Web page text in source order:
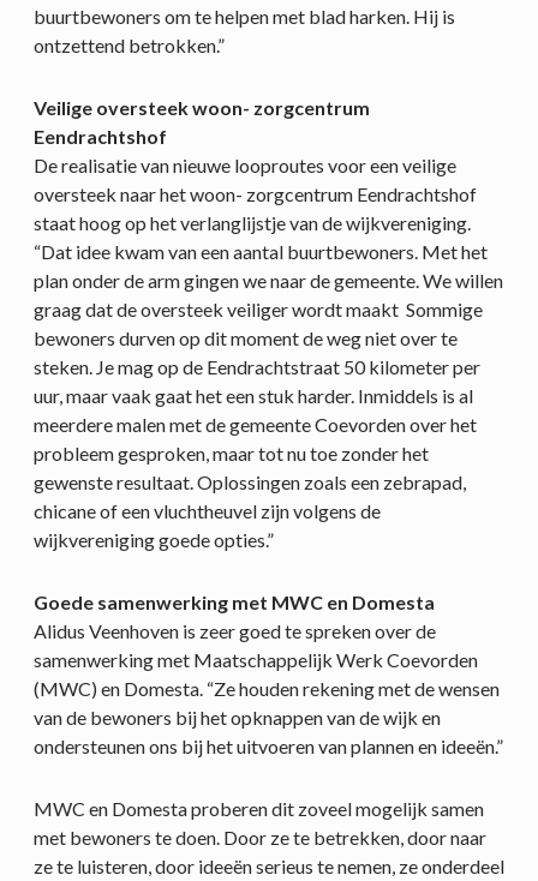
buurtbewoners om te helpen met blad harken. Hij is
ontzettend betrokken.”
Veilige oversteek woon- zorgcentrum
Eendrachtshof
De realisatie van nieuwe looproutes voor een veilige
oversteek naar het woon- zorgcentrum Eendrachtshof
staat hoog op het verlanglijstje van de wijkvereniging.
“Dat idee kwam van een aantal buurtbewoners. Met het
plan onder de arm gingen we naar de gemeente. We willen
graag dat de oversteek veiliger wordt maakt Sommige
bewoners durven op dit moment de weg niet over te
steken. Je mag op de Eendrachtstraat 50 kilometer per
uur, maar vaak gaat het een stuk harder. Inmiddels is al
meerdere malen met de gemeente Coevorden over het
probleem gesproken, maar tot nu toe zonder het
gewenste resultaat. Oplossingen zoals een zebrapad,
chicane of een vluchtheuvel zijn volgens de
wijkvereniging goede opties.”
Goede samenwerking met MWC en Domesta
Alidus Veenhoven is zeer goed te spreken over de
samenwerking met Maatschappelijk Werk Coevorden
(MWC) en Domesta. “Ze houden rekening met de wensen
van de bewoners bij het opknappen van de wijk en
ondersteunen ons bij het uitvoeren van plannen en ideeën.”
MWC en Domesta proberen dit zoveel mogelijk samen
met bewoners te doen. Door ze te betrekken, door naar
ze te luisteren, door ideeën serieus te nemen, ze onderdeel